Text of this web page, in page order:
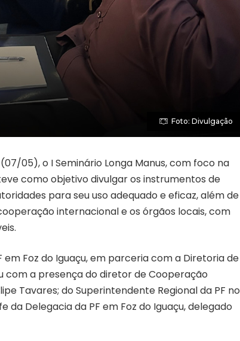
Foto: Divulgação
05), o I Seminário Longa Manus, com foco na
como objetivo divulgar os instrumentos de
para seu uso adequado e eficaz, além de
internacional e os órgãos locais, com
em Foz do Iguaçu, em parceria com a Diretoria de
a presença do diretor de Cooperação
Tavares; do Superintendente Regional da PF no
da Delegacia da PF em Foz do Iguaçu, delegado